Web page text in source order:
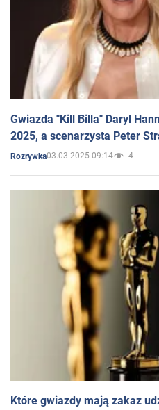
Gwiazda "Kill Billa" Daryl
2025, a scenarzysta Peter
Rozrywka03.03.2025 09:14 4
Które gwiazdy mają zakaz